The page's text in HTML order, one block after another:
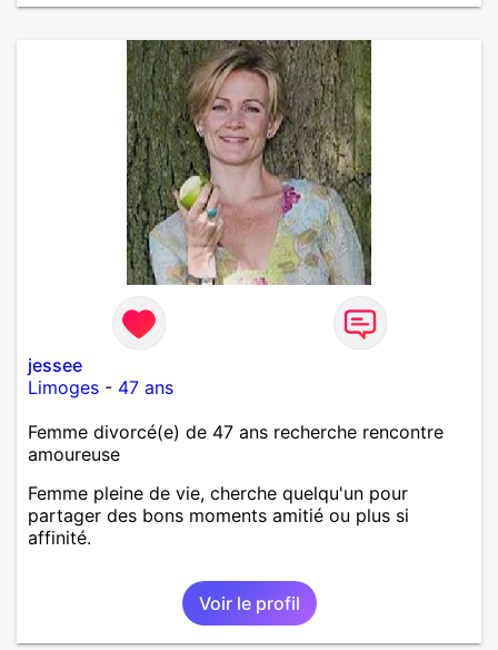
jessee
Limoges - 47 ans
Femme divorcé(e) de 47 ans recherche rencontre
amoureuse
Femme pleine de vie, cherche quelqu'un pour
partager des bons moments amitié ou plus si
affinité.
Voir le profil